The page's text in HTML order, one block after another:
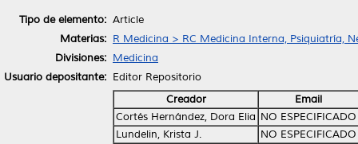
Tipo de elemento: Article
Materias: R Medicina > RC Medicina Interna, Psiquiatría,
Divisiones: Medicina
Usuario depositante: Editor Repositorio
Creador
Email
Cortés Hernández, Dora Elia NO ESPECIFICADO
Lundelin, Krista J.
NO ESPECIFICADO